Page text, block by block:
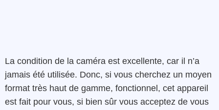
La condition de la caméra est excellente, car il n’a
jamais été utilisée. Donc, si vous cherchez un moyen
format très haut de gamme, fonctionnel, cet appareil
est fait pour vous, si bien sûr vous acceptez de vous